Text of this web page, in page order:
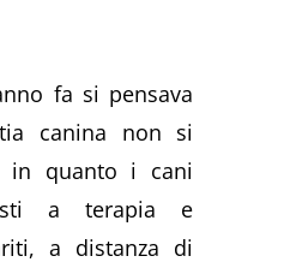
fa si pensava
canina non si
in quanto i cani
a terapia e
a distanza di